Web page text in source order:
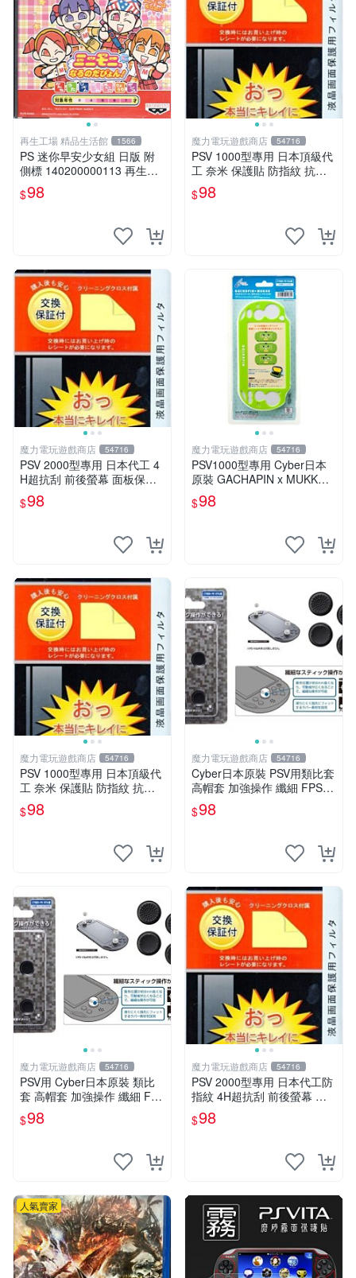
再生工場 精品生活館 1566
PS 迷你早安少女組 日版 附
側標 140200000113 再生工
場YR2012 02
$98
魔力電玩遊戲商店 54716
PSV 1000型專用 日本頂級代
工 奈米 保護貼 防指紋 抗油
污 超抗刮 亮面 全機身【板橋
魔力】
$98
魔力電玩遊戲商店 54716
PSV 2000型專用 日本代工 4
H超抗刮 前後螢幕 面板保護
貼 抗油污 亮面【板橋魔力】
$98
魔力電玩遊戲商店 54716
PSV1000型專用 Cyber日本
原裝 GACHAPIN x MUKKU P
C保護殼 綠色款【板橋魔力】
$98
魔力電玩遊戲商店 54716
PSV 1000型專用 日本頂級代
工 奈米 保護貼 防指紋 抗油
污 超抗刮 霧面 全機身【板橋
魔力】
$98
魔力電玩遊戲商店 54716
Cyber日本原裝 PSV用類比套
高帽套 加強操作 纖細 FPS專
用 動作遊戲 賽車 2種款式 黑
色款【板橋魔力】
$98
魔力電玩遊戲商店 54716
PSV用 Cyber日本原裝 類比
套 高帽套 加強操作 纖細 FP
S專用 動作遊戲 賽車 2種款
式 黑色款【板橋魔力】
$98
魔力電玩遊戲商店 54716
PSV 2000型專用 日本代工防
指紋 4H超抗刮 前後螢幕 面
板保護貼 抗油污 霧面【板橋
魔力】
$98
人氣賣家